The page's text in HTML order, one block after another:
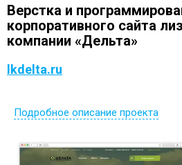
Верстка и
корпоративного сайта
компании «Дельта»
lkdelta.ru
Подробное описание проекта